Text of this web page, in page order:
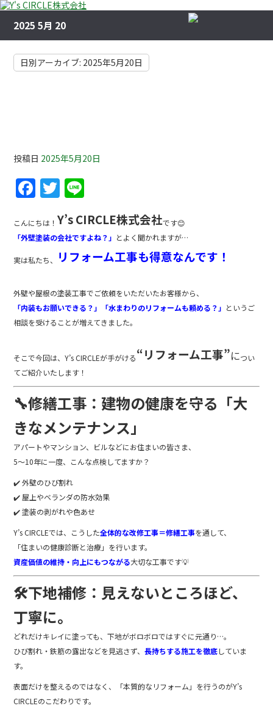
2025 5月 20
日別アーカイブ: 2025年5月20日
投稿日 2025年5月20日
F
a
c
e
b
o
o
k
T
w
itt
er
e
こんにちは！ Y’s CIRCLE株式会社です😊
「外壁塗装の会社ですよね？」 とよく聞かれますが…
実は私たち、 リフォーム工事も得意なんです！
外壁や屋根の塗装工事でご依頼をいただいたお客様から、
「内装もお願いできる？」「水まわりのリフォームも頼める？」 というご
相談を受けることが増えてきました。
そこで今回は、Y’s CIRCLEが手がける“リフォーム工事”につい
てご紹介いたします！
🔧修繕工事：建物の健康を守る「大
きなメンテナンス」
アパートやマンション、ビルなどにお住まいの皆さま、
5～10年に一度、こんな点検してますか？
✔️ 外壁のひび割れ
✔️ 屋上やベランダの防水効果
✔️ 塗装の剥がれや色あせ
Y’s CIRCLEでは、こうした全体的な改修工事＝修繕工事を通して、
「住まいの健康診断と治療」を行います。
資産価値の維持・向上にもつながる大切な工事です💡
🛠️下地補修：見えないところほど、
丁寧に。
どれだけキレイに塗っても、下地がボロボロではすぐに元通り…。
ひび割れ・鉄筋の露出などを見逃さず、長持ちする施工を徹底していま
す。
表面だけを整えるのではなく、「本質的なリフォーム」を行うのがY’s
CIRCLEのこだわりです。